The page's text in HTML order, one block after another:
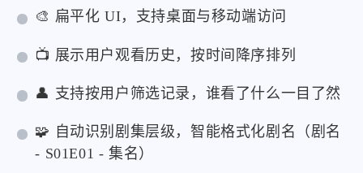
🎨 扁平化 UI，支持桌面与移动端访问
📺 展示用户观看历史，按时间降序排列
👤 支持按用户筛选记录，谁看了什么一目了然
🧩 自动识别剧集层级，智能格式化剧名（剧名
- S01E01 - 集名）